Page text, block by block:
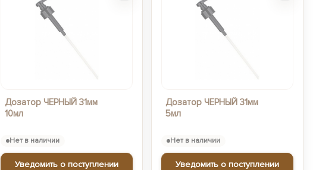
Дозатор ЧЕРНЫЙ 31мм
10мл
Нет в наличии
Уведомить о поступлении
Дозатор ЧЕРНЫЙ 31мм
5мл
Нет в наличии
Уведомить о поступлении